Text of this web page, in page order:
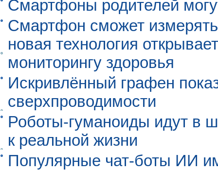
Смартфоны родителей
Смартфон сможет
новая технология
мониторингу здоровья
Искривлённый графен
сверхпроводимости
Роботы-гуманоиды идут в
к реальной жизни
Популярные чат-боты ИИ